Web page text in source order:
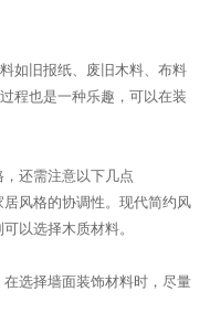
如旧报纸、废旧木料、布料
程也是一种乐趣，可以在装
还需注意以下几点
风格的协调性。现代简约风
以选择木质材料。
选择墙面装饰材料时，尽量